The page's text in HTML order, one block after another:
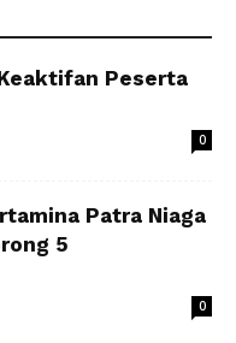
Peserta
0
Patra Niaga
5
0